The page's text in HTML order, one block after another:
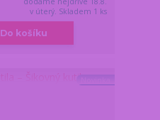
v úterý. Skladem 1 ks
Do košíku